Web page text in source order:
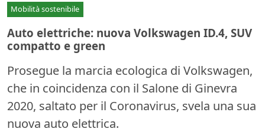
Mobilità sostenibile
Auto elettriche: nuova Volkswagen ID.4, SUV
compatto e green
Prosegue la marcia ecologica di Volkswagen,
che in coincidenza con il Salone di Ginevra
2020, saltato per il Coronavirus, svela una sua
nuova auto elettrica.